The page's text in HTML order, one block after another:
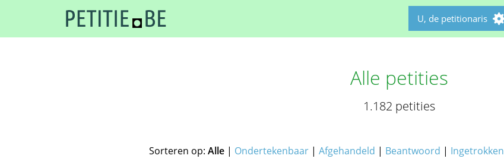
U, de petitionaris
Alle petities
1.182 petities
Sorteren op: Alle| Ondertekenbaar| Afgehandeld | Beantwoord | Ingetrokken